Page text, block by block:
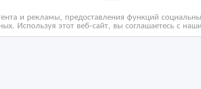
и рекламы, предоставления функций
Используя этот веб-сайт, вы соглашаетесь с